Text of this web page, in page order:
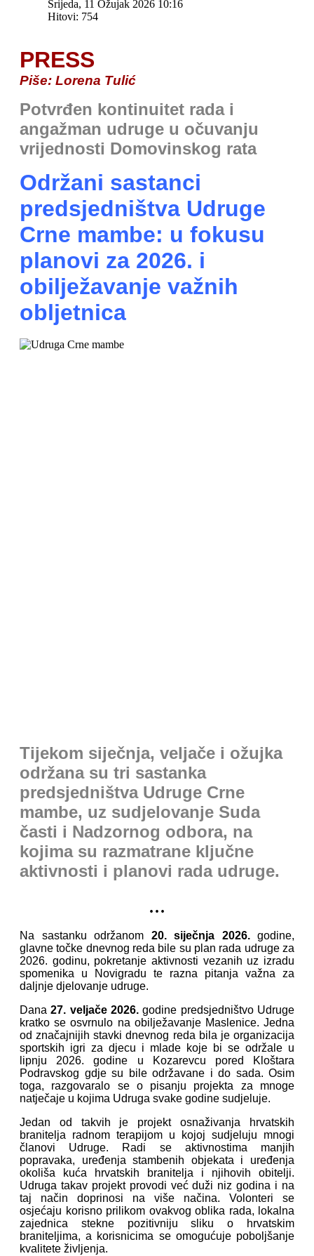
Srijeda, 11 Ožujak 2026 10:16
Hitovi: 754
PRESS
Piše: Lorena Tulić
Potvrđen kontinuitet rada i
angažman udruge u očuvanju
vrijednosti Domovinskog rata
Održani sastanci
predsjedništva Udruge
Crne mambe: u fokusu
planovi za 2026. i
obilježavanje važnih
obljetnica
Tijekom siječnja, veljače i ožujka
održana su tri sastanka
predsjedništva Udruge Crne
mambe, uz sudjelovanje Suda
časti i Nadzornog odbora, na
kojima su razmatrane ključne
aktivnosti i planovi rada udruge.
...
Na sastanku održanom 20. siječnja 2026.godine,
glavne točke dnevnog reda bile su plan rada udruge za
2026. godinu, pokretanje aktivnosti vezanih uz izradu
spomenika u Novigradu te razna pitanja važna za
daljnje djelovanje udruge.
Dana27. veljače 2026. godine predsjedništvo Udruge
kratko se osvrnulo na obilježavanje Maslenice. Jedna
od značajnijih stavki dnevnog reda bila je organizacija
sportskih igri za djecu i mlade koje bi se održale u
lipnju 2026. godine u Kozarevcu pored Kloštara
Podravskog gdje su bile održavane i do sada. Osim
toga, razgovaralo se o pisanju projekta za mnoge
natječaje u kojima Udruga svake godine sudjeluje.
Jedan od takvih je projekt osnaživanja hrvatskih
branitelja radnom terapijom u kojoj sudjeluju mnogi
članovi Udruge. Radi se aktivnostima manjih
popravaka, uređenja stambenih objekata i uređenja
okoliša kuća hrvatskih branitelja i njihovih obitelji.
Udruga takav projekt provodi već duži niz godina i na
taj način doprinosi na više načina. Volonteri se
osjećaju korisno prilikom ovakvog oblika rada, lokalna
zajednica stekne pozitivniju sliku o hrvatskim
braniteljima, a korisnicima se omogućuje poboljšanje
kvalitete življenja.